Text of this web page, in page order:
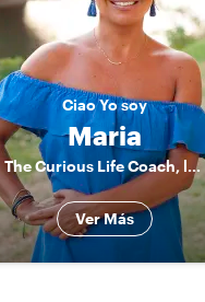
CiaoYo soy
Maria
The Curious Life Coach, lover of FLORENCE’s BEAUTY!
Ver Más